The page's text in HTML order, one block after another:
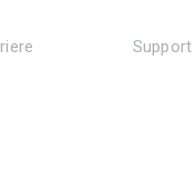
Support